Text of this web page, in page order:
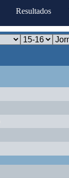
Resultados